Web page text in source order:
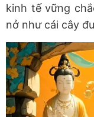
kinh tế vững
nở như cái cây